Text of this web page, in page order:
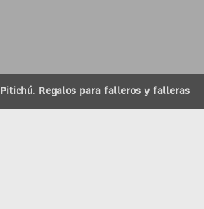
Pitichú. Regalos para falleros y falleras